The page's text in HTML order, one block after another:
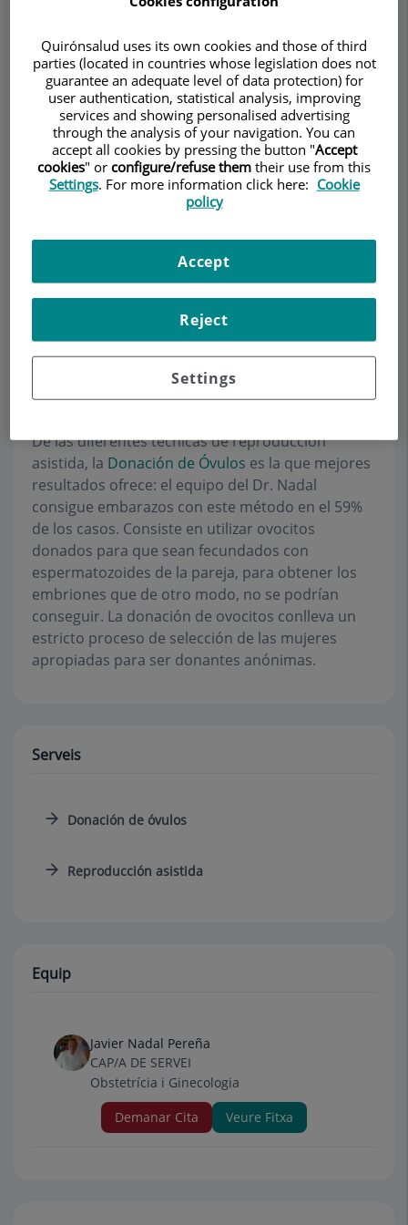
DescripcióServeisEquipContacte Dades d'interès
Horari
Demanar Cita
es responsable del programa
de donación de óvulos Dona-Dóna. Con una
experiencia de 20 años en el tratamiento de la
infertilidad, el Dr. Nadal y su equipo han hecho
posible que miles de parejas con problemas de
reproducción, españolas y extranjeras, hayan
cumplido su sueño de ser padres.
De las diferentes técnicas de reproducción
asistida, la Donación de Óvulos es la que mejores
resultados ofrece: el equipo del Dr. Nadal
consigue embarazos con este método en el 59%
de los casos. Consiste en utilizar ovocitos
donados para que sean fecundados con
espermatozoides de la pareja, para obtener los
embriones que de otro modo, no se podrían
conseguir. La donación de ovocitos conlleva un
estricto proceso de selección de las mujeres
apropiadas para ser donantes anónimas.
Serveis
Donación de óvulos
Reproducción asistida
Equip
Javier Nadal Pereña
CAP/A DE SERVEI
Obstetrícia i Ginecologia
Demanar Cita
Veure Fitxa
Quirónsalud uses its own cookies and those of third
parties (located in countries whose legislation does not
guarantee an adequate level of data protection) for
user authentication, statistical analysis, improving
services and showing personalised advertising
through the analysis of your navigation. You can
accept all cookies by pressing the button "Accept
cookies" or configure/refuse them their use from this
Settings. For more information click here: Cookie
policy
Settings
Reject
Accept